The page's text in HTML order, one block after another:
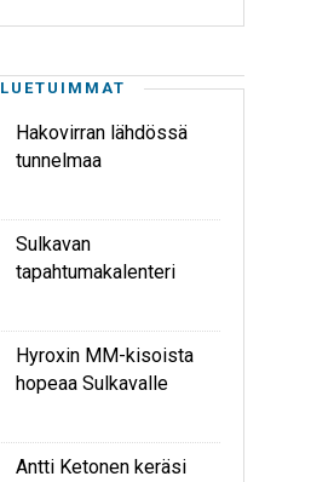
LUETUIMMAT
Hakovirran lähdössä
tunnelmaa
Sulkavan
tapahtumakalenteri
Hyroxin MM-kisoista
hopeaa Sulkavalle
Antti Ketonen keräsi